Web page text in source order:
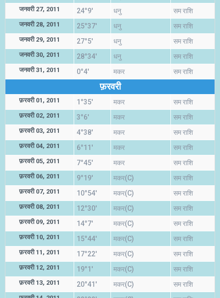
जनवरी 27, 2011 24°9' धनु सम राशि
जनवरी 28, 2011 25°37' धनु सम राशि
जनवरी 29, 2011 27°5' धनु सम राशि
जनवरी 30, 2011 28°34' धनु सम राशि
जनवरी 31, 2011 0°4' मकर सम राशि
फ़रवरी
फ़रवरी 01, 2011 1°35' मकर सम राशि
फ़रवरी 02, 2011 3°6' मकर सम राशि
फ़रवरी 03, 2011 4°38' मकर सम राशि
फ़रवरी 04, 2011 6°11' मकर सम राशि
फ़रवरी 05, 2011 7°45' मकर सम राशि
फ़रवरी 06, 2011 9°19' मकर(C) सम राशि
फ़रवरी 07, 2011 10°54' मकर(C) सम राशि
फ़रवरी 08, 2011 12°30' मकर(C) सम राशि
फ़रवरी 09, 2011 14°7' मकर(C) सम राशि
फ़रवरी 10, 2011 15°44' मकर(C) सम राशि
फ़रवरी 11, 2011 17°22' मकर(C) सम राशि
फ़रवरी 12, 2011 19°1' मकर(C) सम राशि
फ़रवरी 13, 2011 20°41' मकर(C) सम राशि